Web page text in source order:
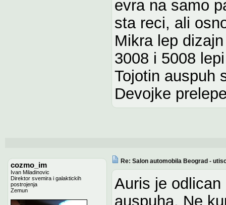
evra na samo
sta reci, ali
Mikra lep
3008 i 5008
Tojotin auspuh
Devojke
cozmo_im
Ivan Miladinovic
Direktor svemira i galaktickih
postrojenja
Zemun
Re: Salon automobila Beograd -
Auris je
auspuha. Ne